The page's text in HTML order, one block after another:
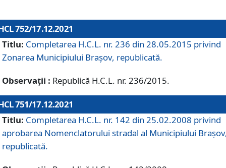
752/17.12.2021
Titlu: Completarea H.C.L. nr. 236 din 28.05.2015 privind
Zonarea Municipiului Braşov, republicată.
Observații : Republică H.C.L. nr. 236/2015.
751/17.12.2021
Titlu: Completarea H.C.L. nr. 142 din 25.02.2008 privind
aprobarea Nomenclatorului stradal al Municipiului
republicată.